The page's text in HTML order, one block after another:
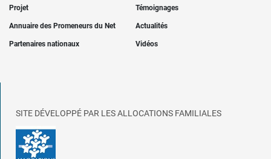
Projet Témoignages
Annuaire des Promeneurs du Net Actualités
Partenaires nationaux Vidéos
SITE DÉVELOPPÉ PAR LES ALLOCATIONS FAMILIALES